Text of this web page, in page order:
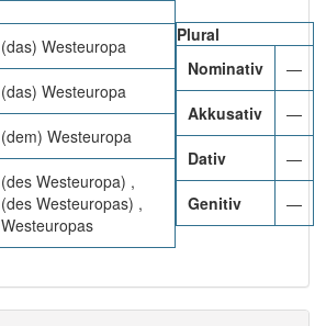
(das) Westeuropa
(das) Westeuropa
(dem) Westeuropa
(des Westeuropa) ,
(des Westeuropas) ,
Westeuropas
Plural
Nominativ
—
Akkusativ —
Dativ —
Genitiv —